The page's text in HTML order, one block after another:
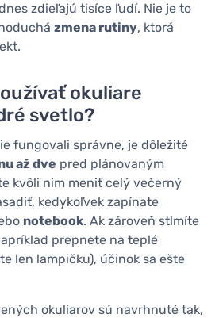
zdieľajú tisíce ľudí. Nie je to
zmena rutiny, ktorá
okuliare
svetlo?
fungovali správne, je dôležité
až dve pred plánovaným
kvôli nim meniť celý večerný
kedykoľvek zapínate
notebook. Ak zároveň stlmíte
prepnete na teplé
len lampičku), účinok sa ešte
okuliarov sú navrhnuté tak,